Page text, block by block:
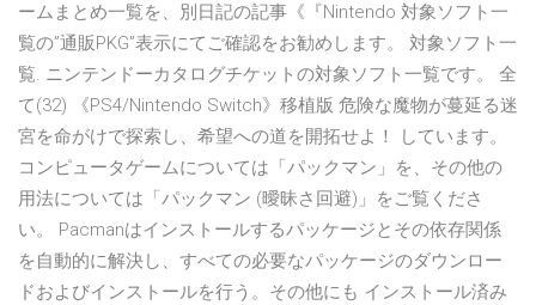
ームまとめ一覧を、別日記の記事《『Nintendo 対象ソフト一
覧の”通販PKG”表示にてご確認をお勧めします。 対象ソフト一
覧. ニンテンドーカタログチケットの対象ソフト一覧です。 全
て(32) 《PS4/Nintendo Switch》移植版 危険な魔物が蔓延る迷
宮を命がけで探索し、希望への道を開拓せよ！ しています。
コンピュータゲームについては「パックマン」を、その他の
用法については「パックマン (曖昧さ回避)」をご覧くださ
い。 Pacmanはインストールするパッケージとその依存関係
を自動的に解決し、すべての必要なパッケージのダウンロー
ドおよびインストールを行う。その他にも インストール済み